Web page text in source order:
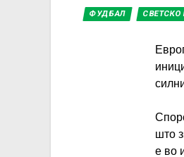
ФУДБАЛ СВЕТСКО
што
е во